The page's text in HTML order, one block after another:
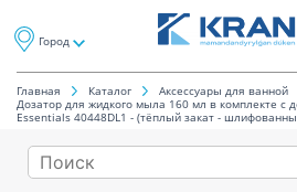
Город
Главная Каталог Аксессуары для ванной
Дозатор для жидкого мыла 160 мл в комплекте с
Essentials 40448DL1 - (тёплый закат -